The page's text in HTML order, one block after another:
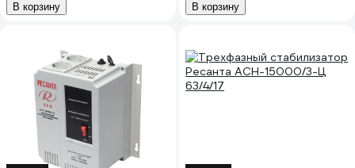
В корзину В корзину